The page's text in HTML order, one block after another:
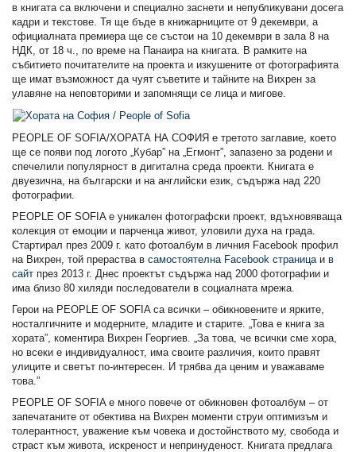
в книгата са включени и специално заснети и непубликувани досега
кадри и текстове. Тя ще бъде в книжарниците от 9 декември, а
официалната премиера ще се състои на 10 декември в зала 8 на
НДК, от 18 ч., по време на Панаира на книгата. В рамките на
събитието почитателите на проекта и изкушените от фотографията
ще имат възможност да чуят съветите и тайните на Вихрен за
улавяне на неповторими и запомнящи се лица и мигове.
PEOPLE OF SOFIA/ХОРАТА НА СОФИЯ е третото заглавие, което
ще се появи под логото „Кубар” на „Егмонт”, запазено за родени и
спечелили популярност в дигитална среда проекти. Книгата е
двуезична, на български и на английски език, съдържа над 220
фотографии.
PEOPLE OF SOFIA e уникален фотографски проект, вдъхновяваща
колекция от емоции и парченца живот, уловили духа на града.
Стартирал през 2009 г. като фотоалбум в личния Facebook профил
на Вихрен, той прераства в самостоятелна Facebook страница и в
сайт през 2013 г. Днес проектът съдържа над 2000 фотографии и
има близо 80 хиляди последователи в социалната мрежа.
Герои на PEOPLE OF SOFIA са всички – обикновените и ярките,
носталгичните и модерните, младите и старите. „Това е книга за
хората”, коментира Вихрен Георгиев. „За това, че всички сме хора,
но всеки е индивидуалност, има своите различия, които правят
улиците и светът по-интересен. И трябва да ценим и уважаваме
това.”
PEOPLE OF SOFIA e много повече от обикновен фотоалбум – от
запечатаните от обектива на Вихрен моменти струи оптимизъм и
толерантност, уважение към човека и достойнството му, свобода и
страст към живота, искреност и непринуденост. Книгата предлага